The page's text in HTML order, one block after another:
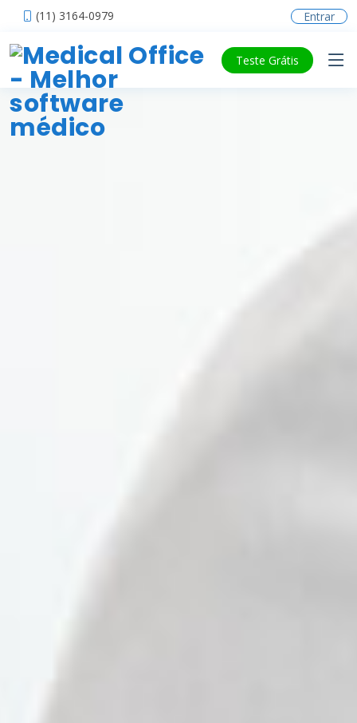
(11) 3164-0979 Entrar
Teste Grátis